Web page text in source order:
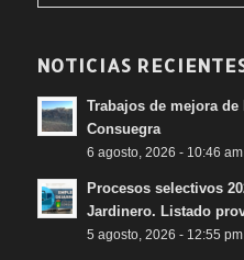
NOTICIAS
Trabajos de mejora de
Consuegra
6 agosto, 2026 - 10:46 am
Procesos selectivos
Jardinero. Listado
5 agosto, 2026 - 12:55 pm